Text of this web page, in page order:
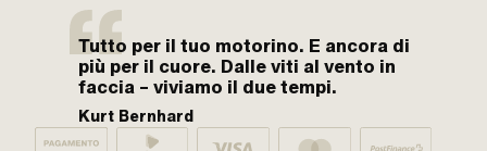
Tutto per il tuo motorino. E ancora di
più per il cuore. Dalle viti al vento in
faccia – viviamo il due tempi.
Kurt Bernhard